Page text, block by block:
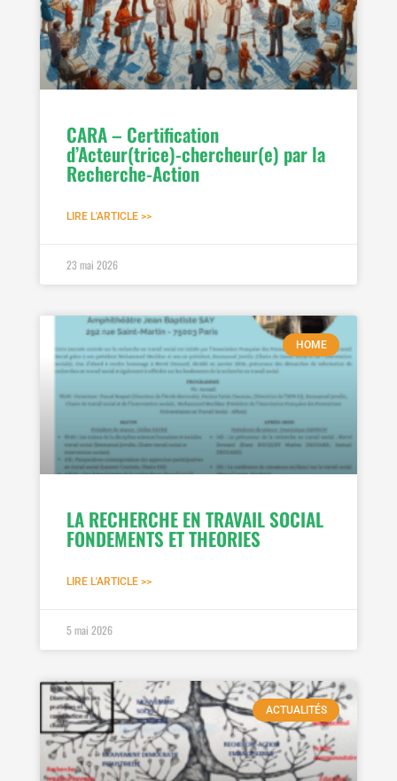
CARA – Certification
d’Acteur(trice)-chercheur(e) par la
Recherche-Action
LIRE L'ARTICLE >>
23 mai 2026
HOME
LA RECHERCHE EN TRAVAIL SOCIAL
FONDEMENTS ET THEORIES
LIRE L'ARTICLE >>
5 mai 2026
ACTUALITÉS